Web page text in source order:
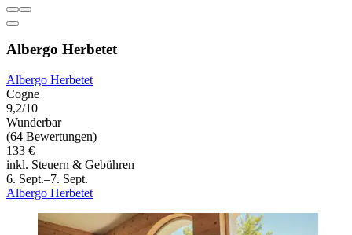
Albergo Herbetet
Albergo Herbetet
Cogne
9,2/10
Wunderbar
(64 Bewertungen)
133 €
inkl. Steuern & Gebühren
6. Sept.–7. Sept.
Albergo Herbetet